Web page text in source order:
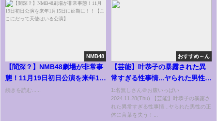
NMB48
【闇深？】NMB48劇場が非常事
態！11月19日初日公演を来年1月
15日に延期に！！【ここにだっ
続きを読む......
おすすめ～ん
【芸能】叶恭子の暴露された異
常すぎる性事情...ヤられた男性の
正体に言葉を失う！『叶姉妹』
の謎の収入源の全貌...言語障害の
病状や流産した原因に驚愕！
1:名無しさん＠お腹いっぱい
2024.11.28(Thu) 【芸能】叶恭子の暴露さ
れた異常すぎる性事情...ヤられた男性の正
体に言葉を失う！...